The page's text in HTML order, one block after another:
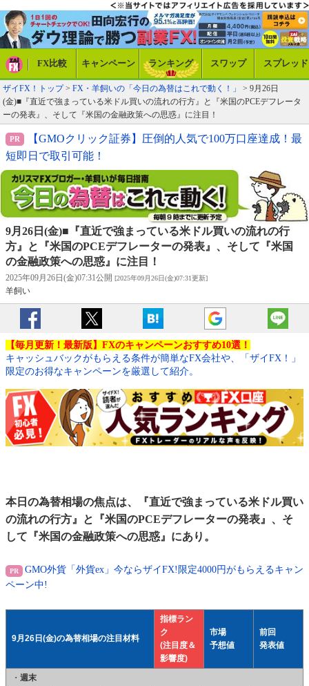
FX比較 キャンペーン ランキング スワップ スプレッド
ザイFX！トップ> FX・羊飼いの「今日の為替はこれで動く！」
> 9月26日
(金)■『直近で強まっている米ドル買いの流れの行方』と『米国のPCEデフレータ
ーの発表』、そして『米国の金融政策への思惑』に注目！
【GMOクリック証券】圧倒的人気で100万口座達成！最
短即日で取引可能！
9月26日(金)■『直近で強まっている米ドル買いの流れの行
方』と『米国のPCEデフレーターの発表』、そして『米国
の金融政策への思惑』に注目！
2025年09月26日(金)07:31公開 [2025年09月26日(金)07:31更新]
羊飼い
【毎月更新！最新版】FXのキャンペーンおすすめ10選！
キャッシュバックがもらえる条件が簡単なFX会社や、「ザイFX！」
限定のお得なキャンペーンを厳選して紹介。
本日の為替相場の焦点は、『直近で強まっている米ドル買い
の流れの行方』と『米国のPCEデフレーターの発表』、そ
して『米国の金融政策への思惑』にあり。
GMO外貨「外貨ex」今ならザイFX!限定4000円がもらえるキャン
ペーン中!
9月26日(金)の為替相場の注目材料
指標ラン
ク
(注目度＆
影響度)
市場
予想値
前回
発表値
・ 週末